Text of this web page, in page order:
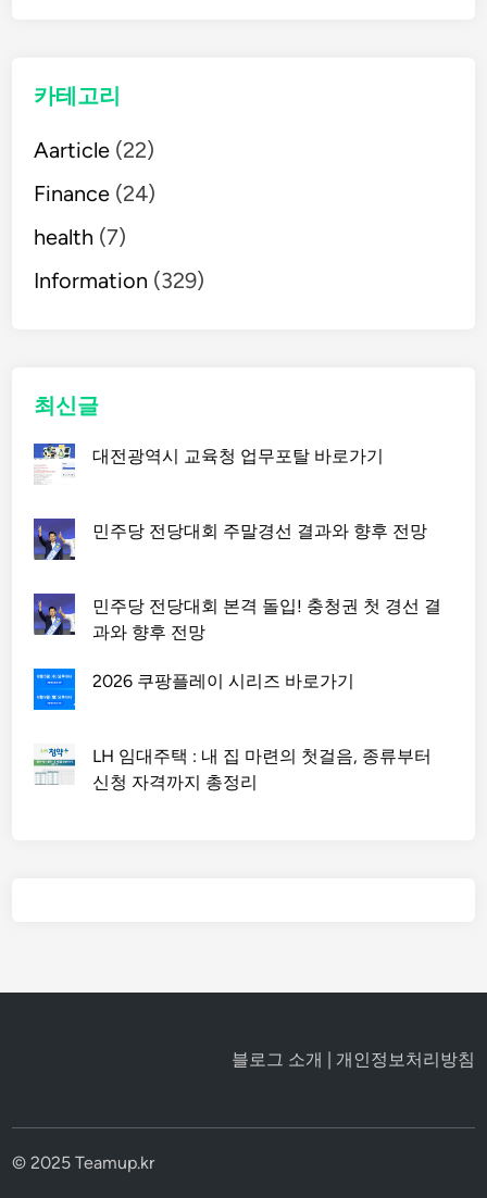
카테고리
Aarticle (22)
Finance (24)
health (7)
Information (329)
최신글
대전광역시 교육청 업무포탈 바로가기
민주당 전당대회 주말경선 결과와 향후 전망
민주당 전당대회 본격 돌입! 충청권 첫 경선 결
과와 향후 전망
2026 쿠팡플레이 시리즈 바로가기
LH 임대주택 : 내 집 마련의 첫걸음, 종류부터
신청 자격까지 총정리
블로그 소개 | 개인정보처리방침
© 2025 Teamup.kr